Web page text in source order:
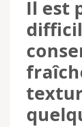
Il est